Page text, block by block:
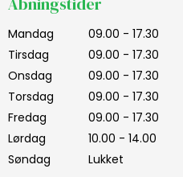
Mandag
09.00 - 17.30
Tirsdag
09.00 - 17.30
Onsdag
09.00 - 17.30
Torsdag
09.00 - 17.30
Fredag
09.00 - 17.30
Lørdag
10.00 - 14.00
Søndag
Lukket